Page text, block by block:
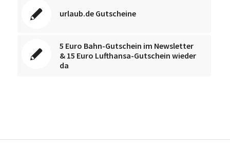
urlaub.de Gutscheine
5 Euro Bahn-Gutschein im Newsletter
& 15 Euro Lufthansa-Gutschein wieder
da